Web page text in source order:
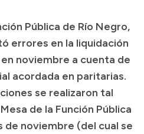
Pública de Río Negro,
errores en la liquidación
noviembre a cuenta de
acordada en paritarias.
se realizaron tal
de la Función Pública
de noviembre (del cual se